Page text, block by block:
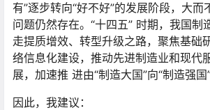
有”逐步转向“好不好”的发展阶段，大而
问题仍然存在。“十四五” 时期，我国制
走提质增效、转型升级之路，聚焦基础
络信息化建设，推动先进制造业和现代
展，加速推 进由“制造大国”向“制造强国
因此，我建议：